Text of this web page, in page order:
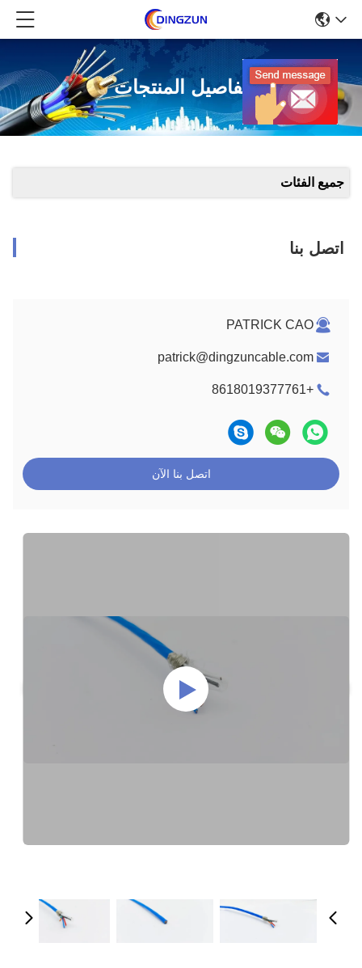
تفاصيل المنتجات
جميع الفئات
اتصل بنا
PATRICK CAO
patrick@dingzuncable.com
+8618019377761
اتصل بنا الآن